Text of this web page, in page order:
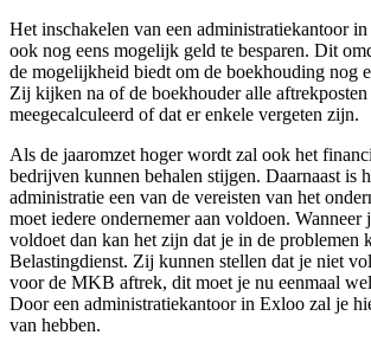
Het inschakelen van een administratiekantoor
ook nog eens mogelijk geld te besparen. Dit
de mogelijkheid biedt om de boekhouding nog
Zij kijken na of de boekhouder alle aftrekposten
meegecalculeerd of dat er enkele vergeten zijn.
Als de jaaromzet hoger wordt zal ook het
bedrijven kunnen behalen stijgen. Daarnaast is
administratie een van de vereisten van het
moet iedere ondernemer aan voldoen. Wanneer
voldoet dan kan het zijn dat je in de problemen
Belastingdienst. Zij kunnen stellen dat je niet
voor de MKB aftrek, dit moet je nu eenmaal
Door een administratiekantoor in Exloo zal je
van hebben.